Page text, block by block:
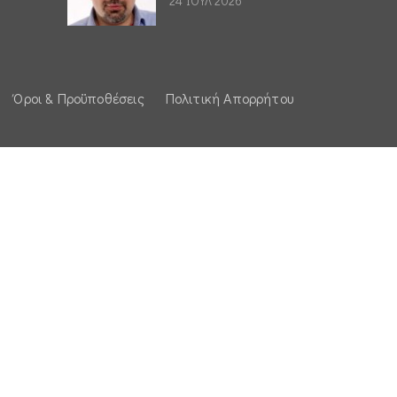
Όροι & Προϋποθέσεις Πολιτική Απορρήτου